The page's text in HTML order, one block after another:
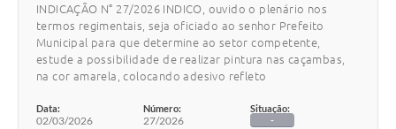
INDICAÇÃO N° 27/2026 INDICO, ouvido o plenário nos
termos regimentais, seja oficiado ao senhor Prefeito
Municipal para que determine ao setor competente,
estude a possibilidade de realizar pintura nas caçambas,
na cor amarela, colocando adesivo refleto
Data:
02/03/2026
Número:
27/2026
Situação:
-